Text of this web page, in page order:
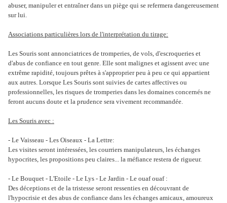
abuser, manipuler et entraîner dans un piège qui se refermera dangereusement
sur lui.
Associations particulières lors de l'interprétation du tirage:
Les Souris sont annonciatrices de tromperies, de vols, d'escroqueries et
d'abus de confiance en tout genre. Elle sont malignes et agissent avec une
extrême rapidité, toujours prêtes à s'approprier peu à peu ce qui appartient
aux autres. Lorsque Les Souris sont suivies de cartes affectives ou
professionnelles, les risques de tromperies dans les domaines concernés ne
feront aucuns doute et la prudence sera vivement recommandée.
Les Souris avec :
- Le Vaisseau - Les Oiseaux - La Lettre:
Les visites seront intéressées, les courriers manipulateurs, les échanges
hypocrites, les propositions peu claires... la méfiance restera de rigueur.
- Le Bouquet - L'Etoile - Le Lys - Le Jardin - Le ouaf ouaf :
Des déceptions et de la tristesse seront ressenties en découvrant de
l'hypocrisie et des abus de confiance dans les échanges amicaux, amoureux